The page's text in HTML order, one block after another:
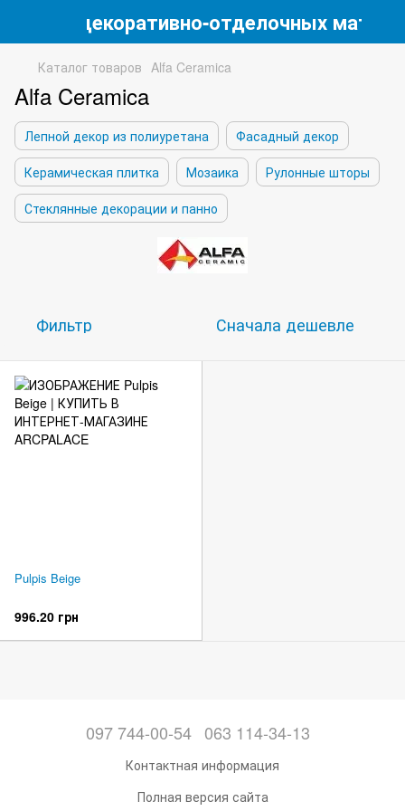
декоративно-отделочных
Каталог товаров Alfa Ceramica
Alfa Ceramica
Лепной декор из полиуретана
Фасадный декор
Керамическая плитка
Мозаика
Рулонные шторы
Стеклянные декорации и панно
Фильтр Сначала дешевле
Pulpis Beige
996.20 грн
097 744-00-54 063 114-34-13
Контактная информация
Полная версия сайта